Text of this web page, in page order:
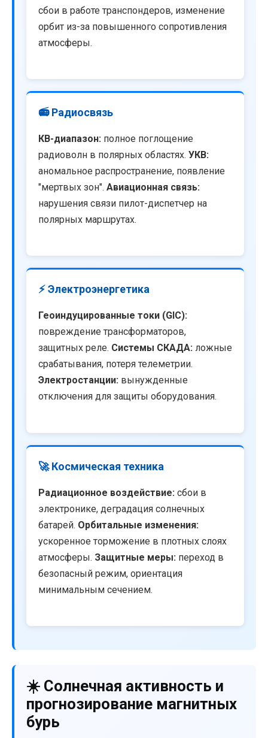
сбои в работе транспондеров, изменение
орбит из-за повышенного сопротивления
атмосферы.
📻 Радиосвязь
КВ-диапазон: полное поглощение
радиоволн в полярных областях. УКВ:
аномальное распространение, появление
"мертвых зон". Авиационная связь:
нарушения связи пилот-диспетчер на
полярных маршрутах.
⚡ Электроэнергетика
Геоиндуцированные токи (GIC):
повреждение трансформаторов,
защитных реле. Системы СКАДА: ложные
срабатывания, потеря телеметрии.
Электростанции: вынужденные
отключения для защиты оборудования.
🚀 Космическая техника
Радиационное воздействие: сбои в
электронике, деградация солнечных
батарей. Орбитальные изменения:
ускоренное торможение в плотных слоях
атмосферы. Защитные меры: переход в
безопасный режим, ориентация
минимальным сечением.
☀️ Солнечная активность и
прогнозирование магнитных
бурь